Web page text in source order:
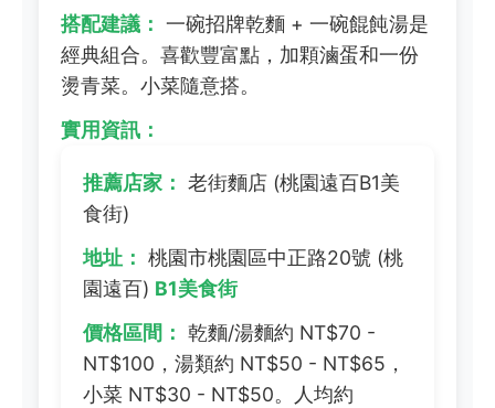
搭配建議： 一碗招牌乾麵 + 一碗餛飩湯是
經典組合。喜歡豐富點，加顆滷蛋和一份
燙青菜。小菜隨意搭。
實用資訊：
推薦店家： 老街麵店 (桃園遠百B1美
食街)
地址： 桃園市桃園區中正路20號 (桃
園遠百) B1美食街
價格區間： 乾麵/湯麵約 NT$70 -
NT$100，湯類約 NT$50 - NT$65，
小菜 NT$30 - NT$50。人均約